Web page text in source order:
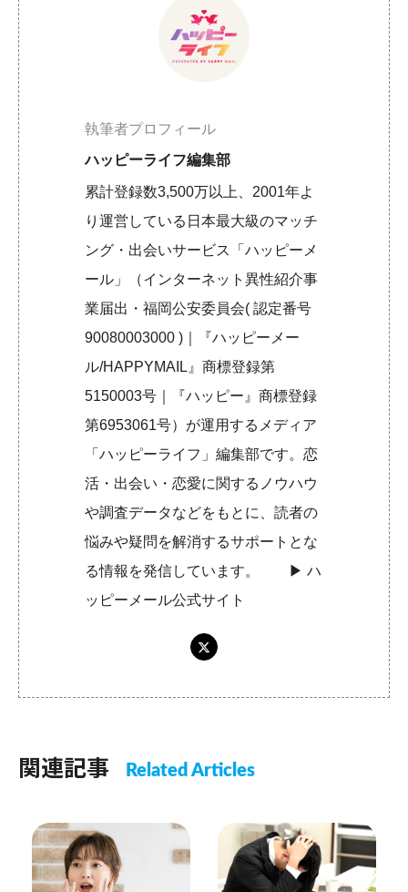
執筆者プロフィール
ハッピーライフ編集部
累計登録数3,500万以上、2001年よ
り運営している日本最大級のマッチ
ング・出会いサービス「ハッピーメ
ール」（インターネット異性紹介事
業届出・福岡公安委員会( 認定番号
90080003000 )｜『ハッピーメー
ル/HAPPYMAIL』商標登録第
5150003号｜『ハッピー』商標登録
第6953061号）が運用するメディア
「ハッピーライフ」編集部です。恋
活・出会い・恋愛に関するノウハウ
や調査データなどをもとに、読者の
悩みや疑問を解消するサポートとな
る情報を発信しています。 ▶︎ハ
ッピーメール公式サイト
関連記事 Related Articles